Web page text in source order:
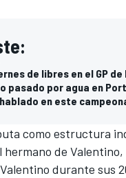
de libres en el GP de
pasado por agua en
en este
como estructura
de Valentino,
durante sus